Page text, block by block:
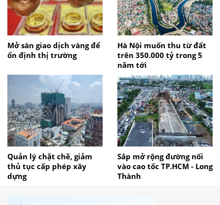
Mở sàn giao dịch vàng để
ổn định thị trường
Hà Nội muốn thu từ đất
trên 350.000 tỷ trong 5
năm tới
Quản lý chặt chẽ, giảm
thủ tục cấp phép xây
dựng
Sắp mở rộng đường nối
vào cao tốc TP.HCM - Long
Thành